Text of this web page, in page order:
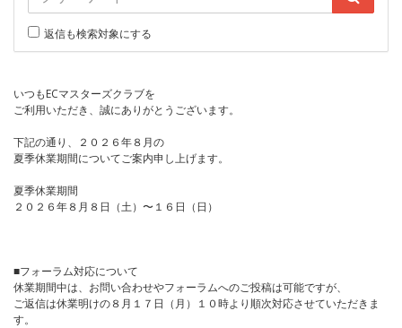
返信も検索対象にする
いつもECマスターズクラブを
ご利用いただき、誠にありがとうございます。
下記の通り、２０２６年８月の
夏季休業期間についてご案内申し上げます。
夏季休業期間
２０２６年８月８日（土）〜１６日（日）
■フォーラム対応について
休業期間中は、お問い合わせやフォーラムへのご投稿は可能ですが、
ご返信は休業明けの８月１７日（月）１０時より順次対応させていただきま
す。